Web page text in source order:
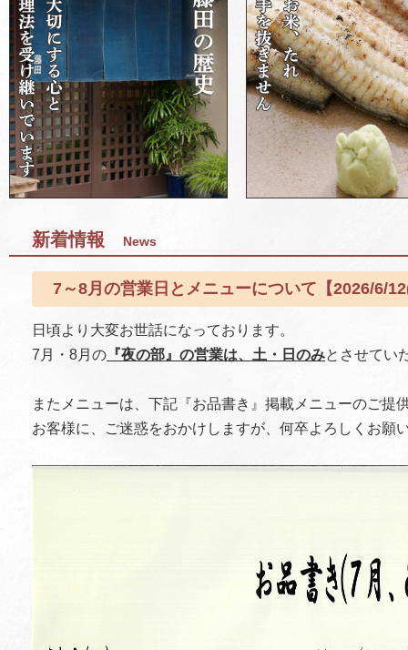
新着情報 News
7～8月の営業日とメニューについて【2026/6/
日頃より大変お世話になっております。
7月・8月の 『夜の部』の営業は、土・日のみとさせてい
またメニューは、下記『お品書き』掲載メニューのご提
お客様に、ご迷惑をおかけしますが、何卒よろしくお願